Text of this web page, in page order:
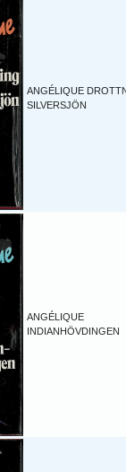
ANGÉLIQUE
SILVERSJÖN
ANGÉLIQUE
INDIANHÖVDINGEN